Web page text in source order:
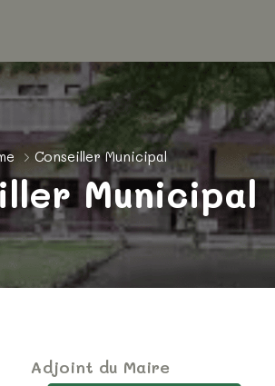
Conseiller Municipal
Municipal
Adjoint du Maire